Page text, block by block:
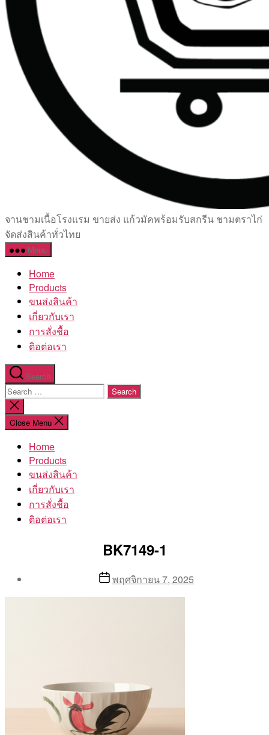
เซรามิค
ครบ
ครัน
โรงงาน
จานชามเนื้อโรงแรม ขายส่ง แก้วมัคพร้อมรับสกรีน ชามตราไก่
จัดส่งสินค้าทั่วไทย
Menu
Home
Products
ขนส่งสินค้า
เกี่ยวกับเรา
การสั่งชื้อ
ติอต่อเรา
Search
Search
for:
Close
search
Close Menu
Home
Products
ขนส่งสินค้า
เกี่ยวกับเรา
การสั่งชื้อ
ติอต่อเรา
BK7149-1
By
Postพฤศจิกายน 7, 2025